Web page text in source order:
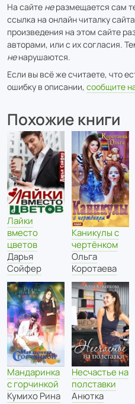
На сайте неразмещается сам
ссылка на онлайн читалку сайта
произведения на этом сайте
авторами, или с их согласия.
ненарушаются.
Если вы всё же считаете, что
ошибку в описании, сообщите
Похожие книги
Лайки
вместо
цветов
Дарья
Сойфер
Каникулы с
чертёнком
Ольга
Коротаева
Мандаринка
с горчинкой
Кумихо Рина
Несчастье на
полставки
Анютка